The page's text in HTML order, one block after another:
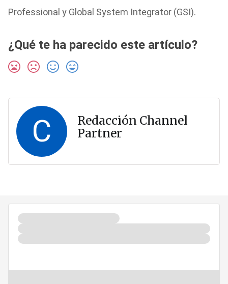
Professional y Global System Integrator (GSI).
¿Qué te ha parecido este artículo?
C
Redacción Channel
Partner